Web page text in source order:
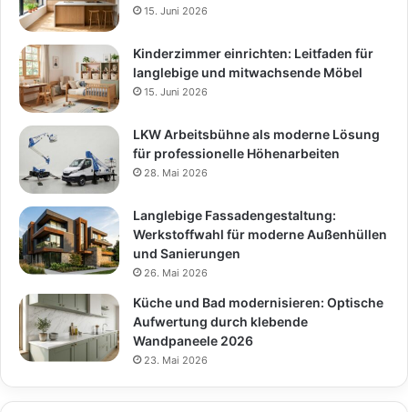
15. Juni 2026
Kinderzimmer einrichten: Leitfaden für
langlebige und mitwachsende Möbel
15. Juni 2026
LKW Arbeitsbühne als moderne Lösung
für professionelle Höhenarbeiten
28. Mai 2026
Langlebige Fassadengestaltung:
Werkstoffwahl für moderne Außenhüllen
und Sanierungen
26. Mai 2026
Küche und Bad modernisieren: Optische
Aufwertung durch klebende
Wandpaneele 2026
23. Mai 2026